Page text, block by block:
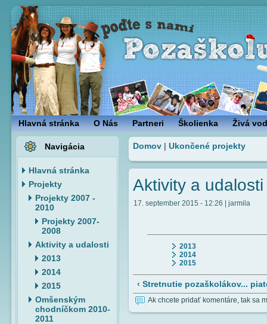
Hlavná stránka O Nás Partneri Školienka Živá
Navigácia
Hlavná stránka
Projekty
Projekty 2007 -
2010
Projekty 2007-
2008
Aktivity a udalosti
2013
2014
2015
Omšenským
chodníčkom 2010-
2011
Domov | Ukončené projekty
Aktivity a udalosti
17. september 2015 - 12:26 | jarmila
2013
2014
2015
‹ Stretnutie pozaškolákov...
Ak chcete pridať komentáre, tak sa